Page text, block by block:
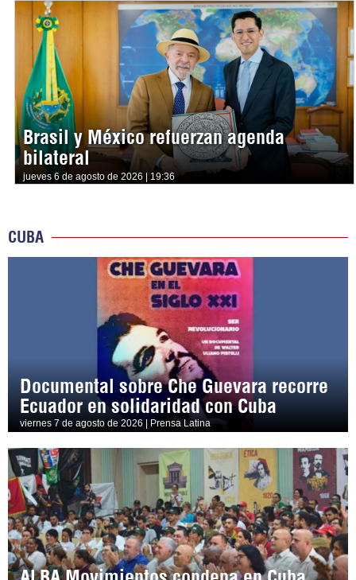
Brasil y México refuerzan agenda
bilateral
jueves 6 de agosto de 2026 | 19:36
CUBA
Documental sobre Che Guevara recorre
Ecuador en solidaridad con Cuba
viernes 7 de agosto de 2026 | Prensa Latina